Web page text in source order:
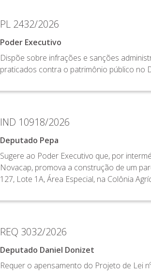
PL 2432/2026
Poder Executivo
Dispõe sobre infrações e sanções
praticados contra o patrimônio público no
IND 10918/2026
Deputado Pepa
Sugere ao Poder Executivo que, por
Novacap, promova a construção de um
127, Lote 1A, Área Especial, na Colônia
REQ 3032/2026
Deputado Daniel Donizet
Requer o apensamento do Projeto de Lei